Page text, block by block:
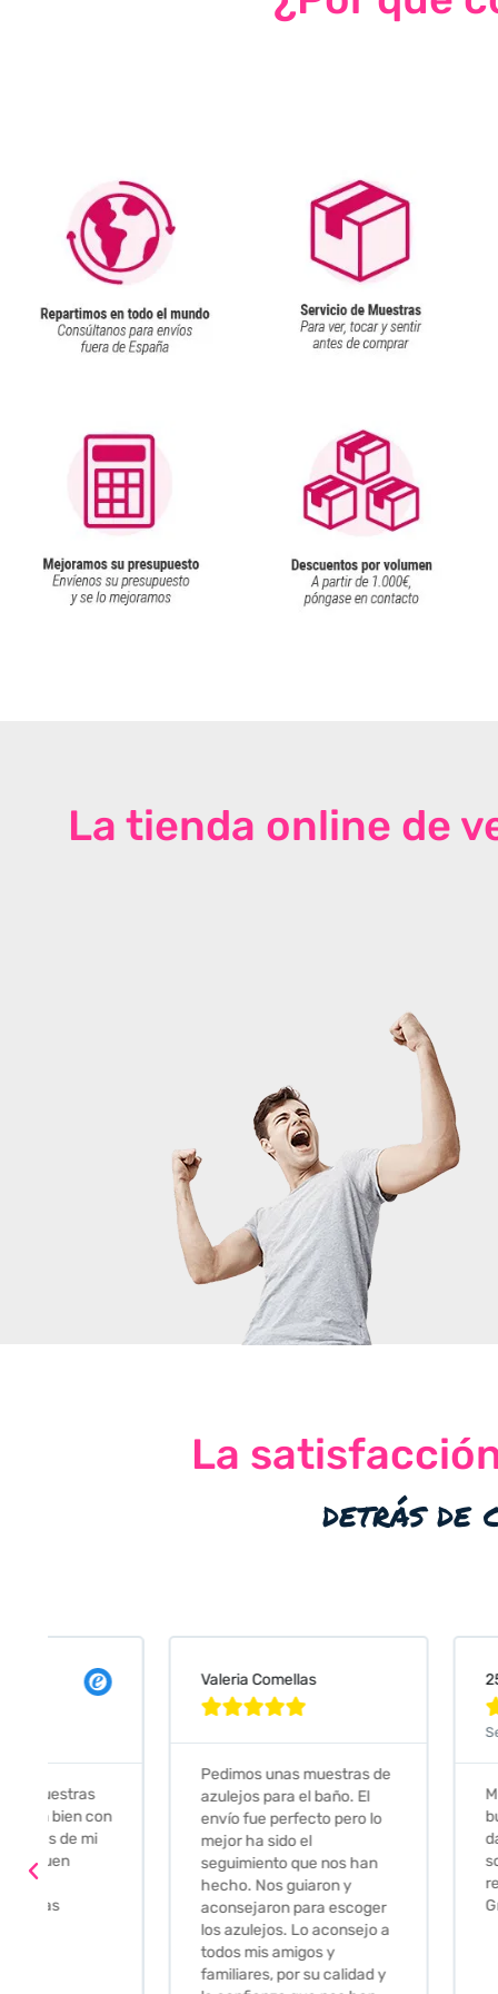
La tienda online de
La
detrás de
Valeria Comellas
Pedimos unas muestras de
azulejos para el baño. El
envío fue perfecto pero lo
mejor ha sido el
seguimiento que nos han
hecho. Nos guiaron y
aconsejaron para escoger
los azulejos. Lo aconsejo a
todos mis amigos y
familiares, por su calidad y
Muy amables, con
buena
soluciones.
relación calidad-
Gracias por todo